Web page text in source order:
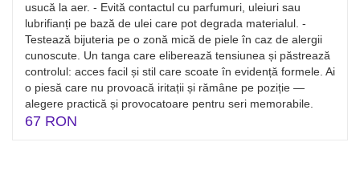
usucă la aer. - Evită contactul cu parfumuri, uleiuri sau
lubrifianți pe bază de ulei care pot degrada materialul. -
Testează bijuteria pe o zonă mică de piele în caz de alergii
cunoscute. Un tanga care eliberează tensiunea și păstrează
controlul: acces facil și stil care scoate în evidență formele. Ai
o piesă care nu provoacă iritații și rămâne pe poziție —
alegere practică și provocatoare pentru seri memorabile.
67 RON